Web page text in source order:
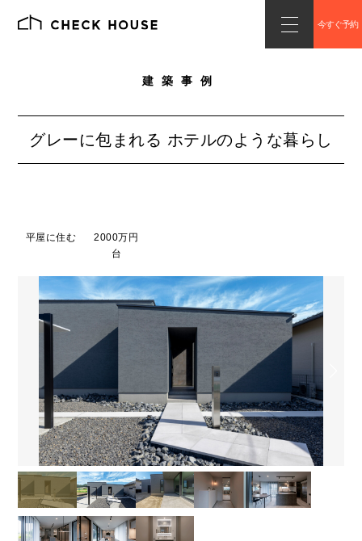
今すぐ予約
建築事例
グレーに包まれる ホテルのような暮らし
平屋に住む
2000万円
台